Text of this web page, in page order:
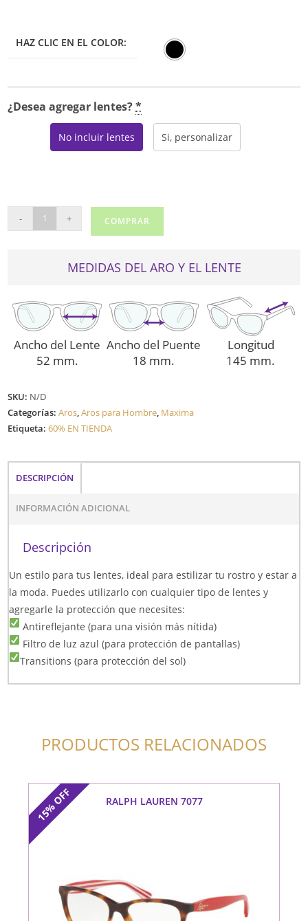
HAZ CLIC EN EL COLOR:
¿Desea agregar lentes?*
No incluir lentes Si, personalizar
MAXIMA
4027-
- + COMPRAR
MEDIDAS DEL ARO Y EL LENTE
Ancho del Lente
52 mm.
Ancho del Puente
18 mm.
Longitud
145 mm.
SKU: N/D
Categorías:Aros,Aros para Hombre, Maxima
Etiqueta:60% EN TIENDA
DESCRIPCIÓN
INFORMACIÓN ADICIONAL
Descripción
Un estilo para tus lentes, ideal para estilizar tu rostro y estar a
la moda. Puedes utilizarlo con cualquier tipo de lentes y
agregarle la protección que necesites:
Antireflejante (para una visión más nítida)
Filtro de luz azul (para protección de pantallas)
Transitions (para protección del sol)
PRODUCTOS RELACIONADOS
15%
OFF RALPH LAUREN 7077